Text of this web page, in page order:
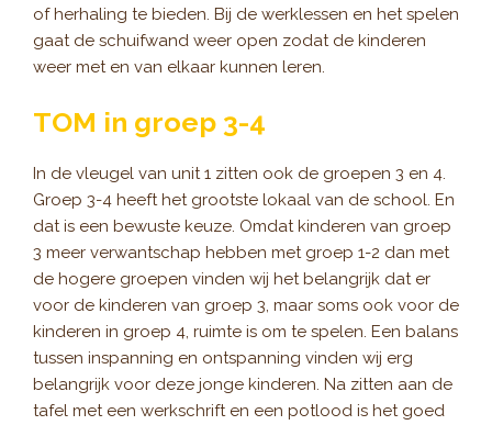
of herhaling te bieden. Bij de werklessen en het spelen
gaat de schuifwand weer open zodat de kinderen
weer met en van elkaar kunnen leren.
TOM in groep 3-4
In de vleugel van unit 1 zitten ook de groepen 3 en 4.
Groep 3-4 heeft het grootste lokaal van de school. En
dat is een bewuste keuze. Omdat kinderen van groep
3 meer verwantschap hebben met groep 1-2 dan met
de hogere groepen vinden wij het belangrijk dat er
voor de kinderen van groep 3, maar soms ook voor de
kinderen in groep 4, ruimte is om te spelen. Een balans
tussen inspanning en ontspanning vinden wij erg
belangrijk voor deze jonge kinderen. Na zitten aan de
tafel met een werkschrift en een potlood is het goed